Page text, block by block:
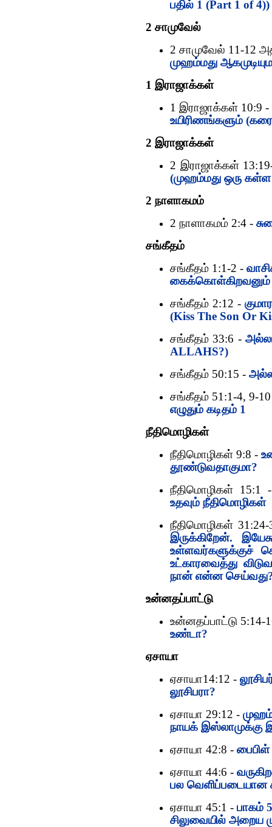
பதில் 1 (Part 1 of 4))
2 சாமுவேல்
2 சாமுவேல் 11-12
முஹம்மது
1 இராஜாக்கள்
1 இராஜாக்கள் 10:9
உயிரிணங்களும்
2 இராஜாக்கள்
2 இராஜாக்கள்
(முஹம்மது ஒரு
2 நாளாகமம்
2 நாளாகமம் 2:4 -
சங்கீதம்
சங்கீதம் 1:1-2 -
கைக்கொள்கிறவனும்
சங்கீதம் 2:12 -
(Kiss The Son Or
சங்கீதம் 33:6 -
ALLAHS?)
சங்கீதம் 50:15 -
சங்கீதம் 51:1-4, 9-
எழுதும் கடிதம் 1
நீதிமொழிகள்
நீதிமொழிகள் 9:8 -
தூண்டுவதாகுமா?
நீதிமொழிகள் 15:1
உதவும் நீதிமொழிகள்
நீதிமொழிகள்
இருக்கிறேன்.
உள்ளவர்களுக்குச்
உட்காரவைத்து
நான் என்ன
உன்னதப்பாட்டு
உன்னதப்பாட்டு 5:14-
உண்டா?
ஏசாயா
ஏசாயா14:12 -
லூசிபரா?
ஏசாயா 29:12 -
நாயக் இஸ்லாமுக்கு
ஏசாயா 42:8 - பைபிள்
ஏசாயா 44:6 -
பல வெளிப்படையான
ஏசாயா 45:1 - பாகம்
சிலுவையில் அறைய